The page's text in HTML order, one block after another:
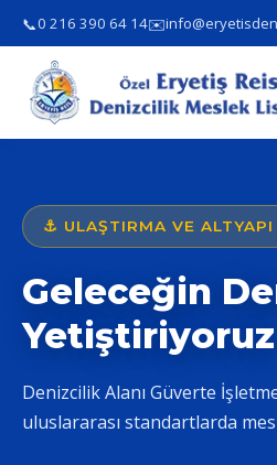
📞0 216 390 64 14✉️
⚓ ULAŞTIRMA VE
Geleceğin
Yetiştiriyoruz
Denizcilik Alanı Güverte
uluslararası standartlarda